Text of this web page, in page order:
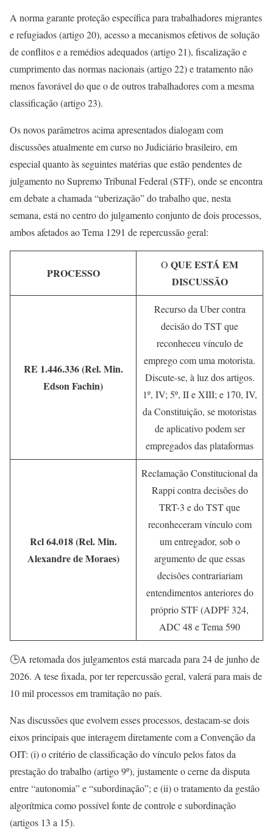
A norma garante proteção específica para trabalhadores migrantes
e refugiados (artigo 20), acesso a mecanismos efetivos de solução
de conflitos e a remédios adequados (artigo 21), fiscalização e
cumprimento das normas nacionais (artigo 22) e tratamento não
menos favorável do que o de outros trabalhadores com a mesma
classificação (artigo 23).
Os novos parâmetros acima apresentados dialogam com
discussões atualmente em curso no Judiciário brasileiro, em
especial quanto às seguintes matérias que estão pendentes de
julgamento no Supremo Tribunal Federal (STF), onde se encontra
em debate a chamada “uberização” do trabalho que, nesta
semana, está no centro do julgamento conjunto de dois processos,
ambos afetados ao Tema 1291 de repercussão geral:
PROCESSO
O QUE ESTÁ EM
DISCUSSÃO
RE 1.446.336 (Rel. Min.
Edson Fachin)
Recurso da Uber contra
decisão do TST que
reconheceu vínculo de
emprego com uma motorista.
Discute-se, à luz dos artigos.
1º, IV; 5º, II e XIII; e 170, IV,
da Constituição, se motoristas
de aplicativo podem ser
empregados das plataformas
Rcl 64.018 (Rel. Min.
Alexandre de Moraes)
Reclamação Constitucional da
Rappi contra decisões do
TRT-3 e do TST que
reconheceram vínculo com
um entregador, sob o
argumento de que essas
decisões contrariariam
entendimentos anteriores do
próprio STF (ADPF 324,
ADC 48 e Tema 590
🕒A retomada dos julgamentos está marcada para 24 de junho de
2026. A tese fixada, por ter repercussão geral, valerá para mais de
10 mil processos em tramitação no país.
Nas discussões que evolvem esses processos, destacam-se dois
eixos principais que interagem diretamente com a Convenção da
OIT: (i) o critério de classificação do vínculo pelos fatos da
prestação do trabalho (artigo 9º), justamente o cerne da disputa
entre “autonomia” e “subordinação”; e (ii) o tratamento da gestão
algorítmica como possível fonte de controle e subordinação
(artigos 13 a 15).